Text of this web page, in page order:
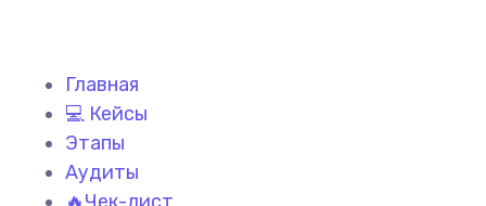
Главная
💻 Кейсы
Этапы
Аудиты